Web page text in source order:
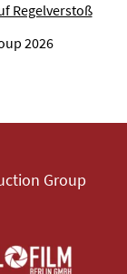
Regelverstoß
2026
Group